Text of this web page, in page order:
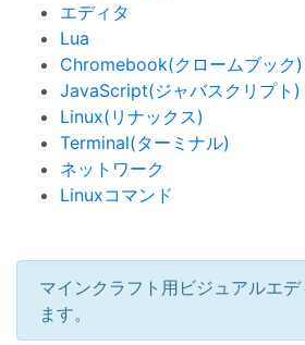
エディタ
Lua
Chromebook(クロームブック)
JavaScript(ジャバスクリプト)
Linux(リナックス)
Terminal(ターミナル)
ネットワーク
Linuxコマンド
マインクラフト用ビジュアルエ
ます。